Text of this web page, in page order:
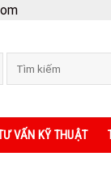
VẤN KỸ THUẬT